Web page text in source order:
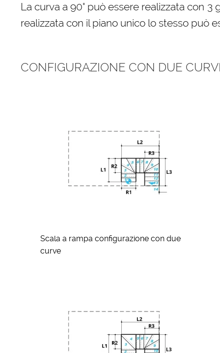
La curva a 90° può essere realizzata con
realizzata con il piano unico lo stesso può
CONFIGURAZIONE CON DUE
Scala a rampa configurazione con due
curve